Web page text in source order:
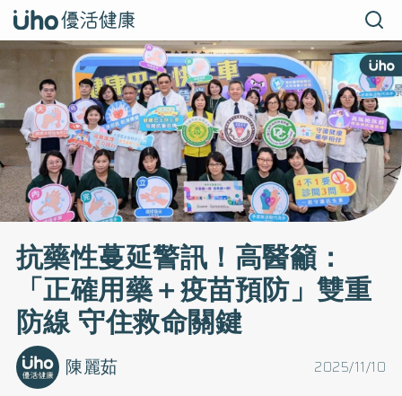
抗藥性蔓延警訊！高醫籲：
「正確用藥＋疫苗預防」雙重
防線 守住救命關鍵
2025/11/10
陳麗茹